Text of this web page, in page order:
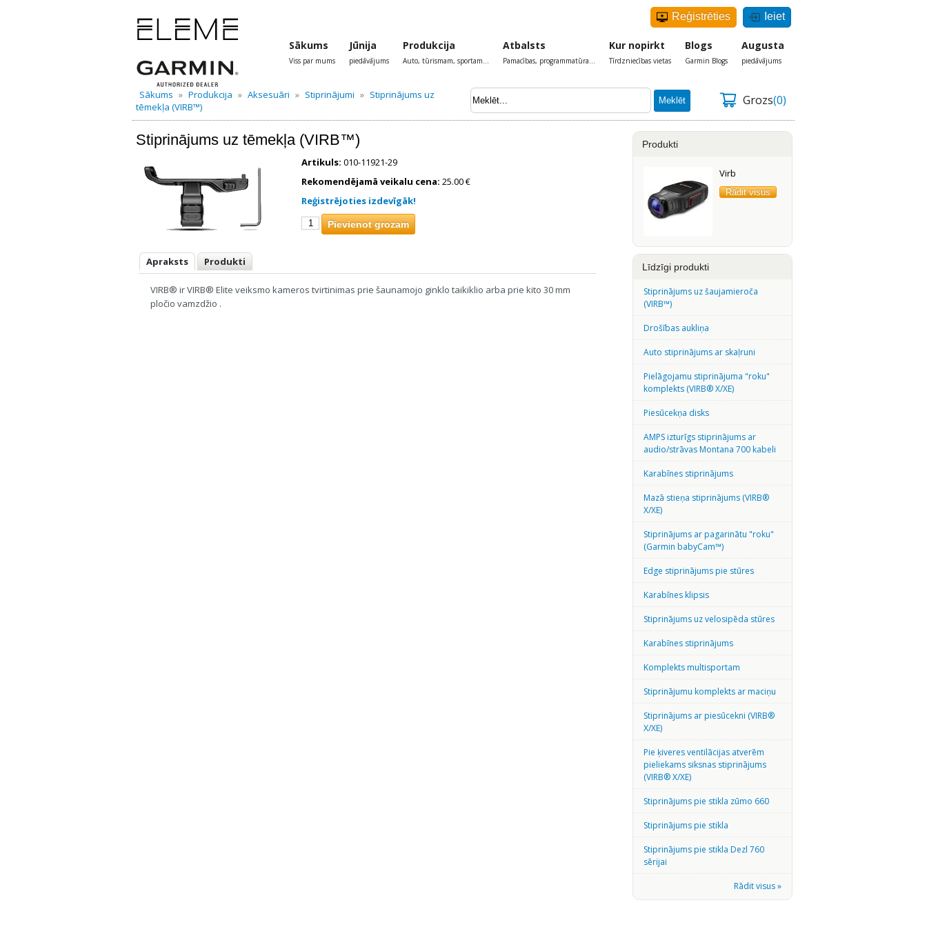
Reģistrēties Ieiet
Sākums
Viss par mums
Jūnija
piedāvājums
Produkcija
Auto, tūrismam, sportam...
Atbalsts
Pamacības, programmatūra...
Kur nopirkt
Tīrdzniecības vietas
Blogs
Garmin Blogs
Augusta
piedāvājums
Sākums » Produkcija » Aksesuāri » Stiprinājumi » Stiprinājums uz
tēmekļa (VIRB™)
Meklēt Grozs(0)
Stiprinājums uz tēmekļa (VIRB™)
Artikuls: 010-11921-29
Rekomendējamā veikalu cena: 25.00 €
Reģistrējoties izdevīgāk!
Apraksts Produkti
VIRB® ir VIRB® Elite veiksmo kameros tvirtinimas prie šaunamojo ginklo taikiklio arba prie kito 30 mm
pločio vamzdžio .
Produkti
Virb
Rādit visus
Līdzīgi produkti
Stiprinājums uz šaujamieroča
(VIRB™)
Drošības aukliņa
Auto stiprinājums ar skaļruni
Pielāgojamu stiprinājuma "roku"
komplekts (VIRB® X/XE)
Piesūcekņa disks
AMPS izturīgs stiprinājums ar
audio/strāvas Montana 700 kabeli
Karabīnes stiprinājums
Mazā stieņa stiprinājums (VIRB®
X/XE)
Stiprinājums ar pagarinātu "roku"
(Garmin babyCam™)
Edge stiprinājums pie stūres
Karabīnes klipsis
Stiprinājums uz velosipēda stūres
Karabīnes stiprinājums
Komplekts multisportam
Stiprinājumu komplekts ar maciņu
Stiprinājums ar piesūcekni (VIRB®
X/XE)
Pie ķiveres ventilācijas atverēm
pieliekams siksnas stiprinājums
(VIRB® X/XE)
Stiprinājums pie stikla zūmo 660
Stiprinājums pie stikla
Stiprinājums pie stikla Dezl 760
sērijai
Rādit visus »